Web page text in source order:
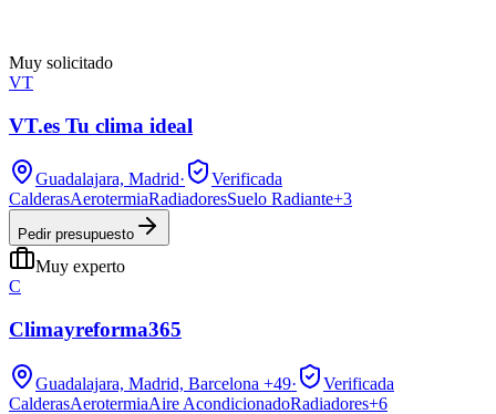
Muy solicitado
VT
VT.es Tu clima ideal
Guadalajara, Madrid·
Verificada
CalderasAerotermiaRadiadoresSuelo Radiante+3
Pedir presupuesto
Muy experto
C
Climayreforma365
Guadalajara, Madrid, Barcelona +49·
Verificada
CalderasAerotermiaAire AcondicionadoRadiadores+6